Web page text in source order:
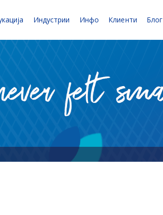
Индустрии Инфо Клиенти Блог